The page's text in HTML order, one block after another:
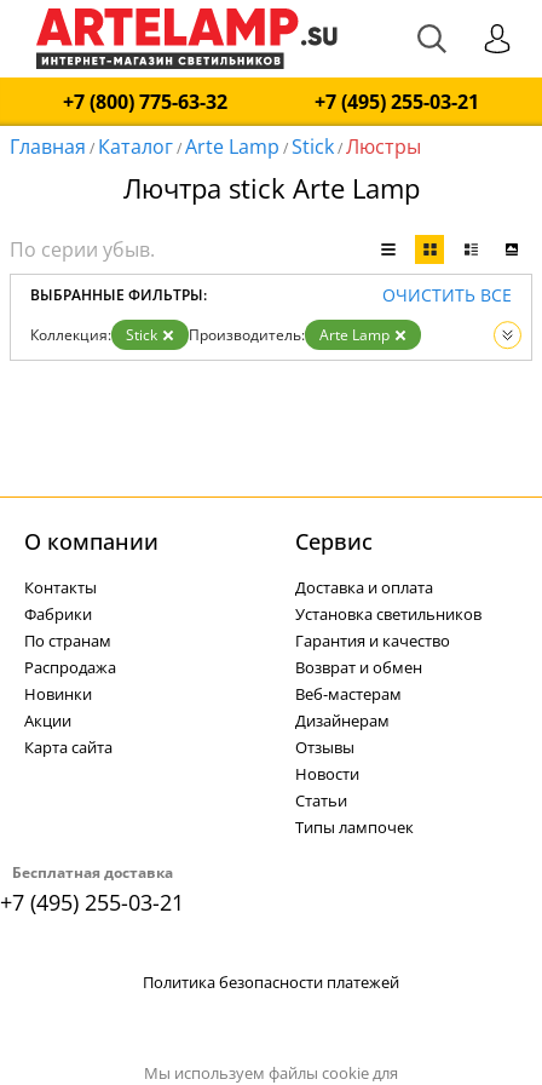
+7 (800) 775-63-32
+7 (495) 255-03-21
Главная / Каталог/Arte Lamp /Stick/Люстры
Лючтра stick Arte Lamp
ВЫБРАННЫЕ ФИЛЬТРЫ: ОЧИСТИТЬ ВСЕ
Коллекция: Stick Производитель:
Arte Lamp
Вид:
Люстры
Бесплатная доставка
+7 (495) 255-03-21
О компании
Контакты
Фабрики
По странам
Распродажа
Новинки
Акции
Карта сайта
Cервис
Доставка и оплата
Установка светильников
Гарантия и качество
Возврат и обмен
Веб-мастерам
Дизайнерам
Отзывы
Новости
Статьи
Типы лампочек
Политика безопасности платежей
Мы используем файлы cookie для